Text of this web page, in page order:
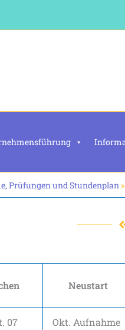
Prüfungen und Stundenplan »
Neustart
07 Okt. Aufnahme